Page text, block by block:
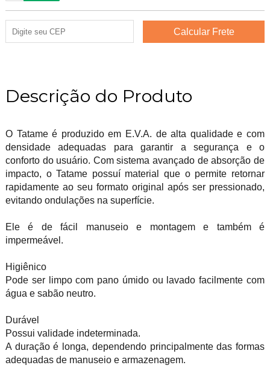
Descrição do Produto
O Tatame é produzido em E.V.A. de alta qualidade e com
densidade adequadas para garantir a segurança e o
conforto do usuário. Com sistema avançado de absorção de
impacto, o Tatame possuí material que o permite retornar
rapidamente ao seu formato original após ser pressionado,
evitando ondulações na superfície.
Ele é de fácil manuseio e montagem e também é
impermeável.
Higiênico
Pode ser limpo com pano úmido ou lavado facilmente com
água e sabão neutro.
Durável
Possui validade indeterminada.
A duração é longa, dependendo principalmente das formas
adequadas de manuseio e armazenagem.